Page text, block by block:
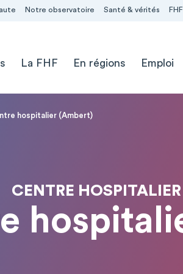
Notre observatoire Santé & vérités
La FHF En régions Emploi
hospitalier (Ambert)
CENTRE